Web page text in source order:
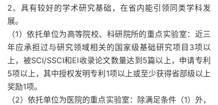
2、具有较好的学术研究基础，在省内能引领同类学科发
展。
（1）依托单位为高等院校、科研院所的重点实验室：近三
年应承担过与研究领域相关的国家级基础研究项目3项以
上，被SCI/SSCI和EI收录论文数量达到5篇以上，申请专利
5项以上，其中授权发明专利1项以上或至少获得省部级以上
奖励1项。
（2）依托单位为医院的重点实验室：除满足条件（1）外，